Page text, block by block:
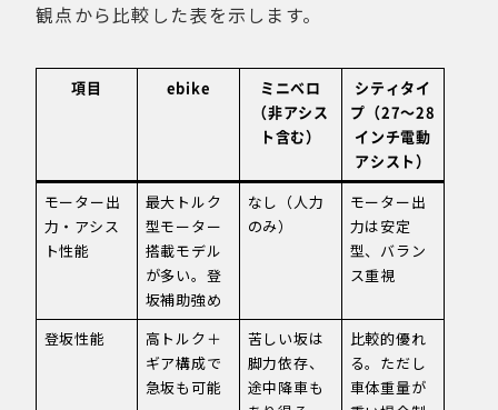
観点から比較した表を示します。
項目 ebike
ミニベロ
（非アシス
ト含む）
シティタイ
プ（27〜28
インチ電動
アシスト）
モーター出
力・アシス
ト性能
最大トルク
型モーター
搭載モデル
が多い。登
坂補助強め
なし（人力
のみ）
モーター出
力は安定
型、バラン
ス重視
登坂性能
高トルク＋
ギア構成で
急坂も可能
苦しい坂は
脚力依存、
途中降車も
比較的優れ
る。ただし
車体重量が